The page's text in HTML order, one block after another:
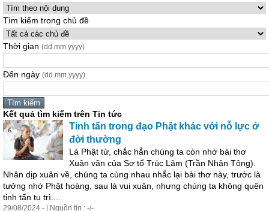
Tìm kiếm trong chủ đề
Thời gian (dd.mm.yyyy)
Đến ngày (dd.mm.yyyy)
Kết quả tìm kiếm trên Tin tức
Tinh tấn trong đạo Phật khác với nỗ lực ở
đời thường
Là Phật tử, chắc hẳn chúng ta còn nhớ bài thơ
Xuân vãn của Sơ tổ Trúc Lâm (Trần Nhân Tông).
Nhân dịp xuân về, chúng ta cùng nhau nhắc lại bài thơ này, trước là
tưởng nhớ Phật hoàng, sau là vui xuân, nhưng chúng ta không quên
tinh tấn tu trì....
29/08/2024 - | Nguồn tin : -/-